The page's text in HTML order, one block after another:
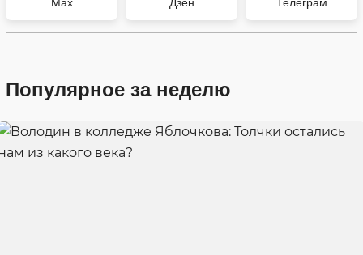
Популярное за неделю